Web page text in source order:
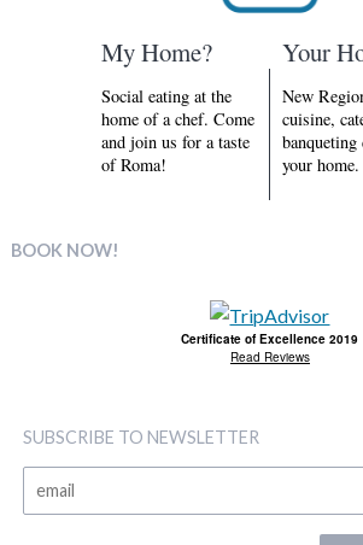
My Home?
Social eating at the
home of a chef. Come
and join us for a taste
of Roma!
Your
New
cuisine,
your home.
BOOK NOW!
Certificate of Excellence 2019
Read Reviews
SUBSCRIBE TO NEWSLETTER